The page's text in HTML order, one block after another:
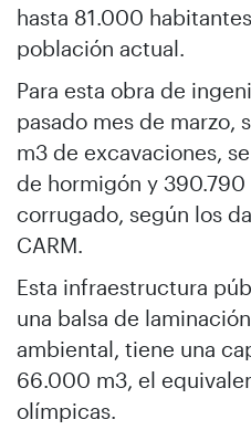
hasta 81.000
población actual.
Para esta obra de
pasado mes de marzo,
m3 de excavaciones,
de hormigón y
corrugado, según los
CARM.
Esta infraestructura
una balsa de
ambiental, tiene una
66.000 m3, el
olímpicas.